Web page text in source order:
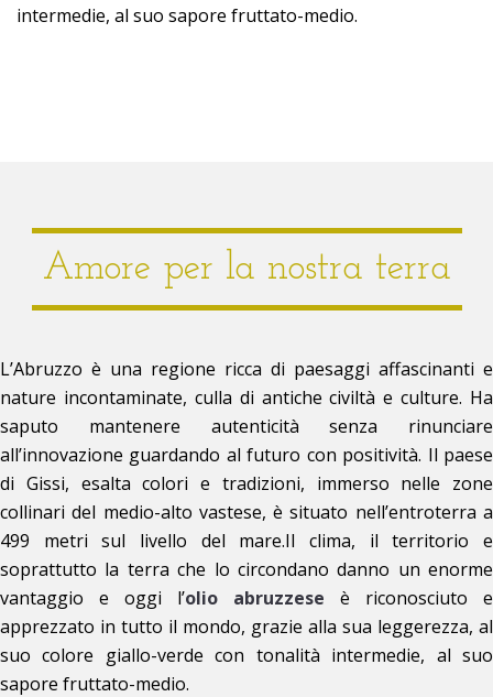
intermedie, al suo sapore fruttato-medio.
Amore per la nostra terra
L’Abruzzo è una regione ricca di paesaggi affascinanti e
nature incontaminate, culla di antiche civiltà e culture. Ha
saputo mantenere autenticità senza rinunciare
all’innovazione guardando al futuro con positività. Il paese
di Gissi, esalta colori e tradizioni, immerso nelle zone
collinari del medio-alto vastese, è situato nell’entroterra a
499 metri sul livello del mare.Il clima, il territorio e
soprattutto la terra che lo circondano danno un enorme
vantaggio e oggi l’olio abruzzese è riconosciuto e
apprezzato in tutto il mondo, grazie alla sua leggerezza, al
suo colore giallo-verde con tonalità intermedie, al suo
sapore fruttato-medio.